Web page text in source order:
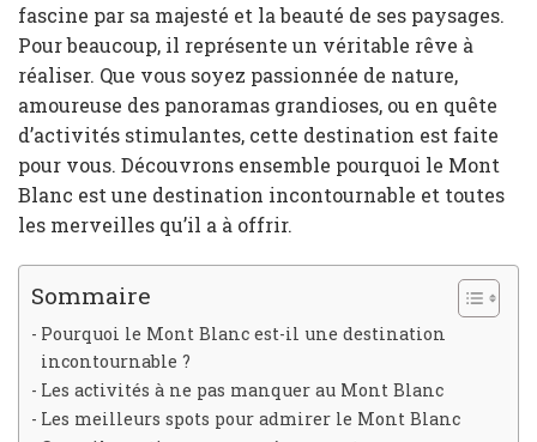
fascine par sa majesté et la beauté de ses paysages.
Pour beaucoup, il représente un véritable rêve à
réaliser. Que vous soyez passionnée de nature,
amoureuse des panoramas grandioses, ou en quête
d’activités stimulantes, cette destination est faite
pour vous. Découvrons ensemble pourquoi le Mont
Blanc est une destination incontournable et toutes
les merveilles qu’il a à offrir.
Sommaire
Pourquoi le Mont Blanc est-il une destination
incontournable ?
Les activités à ne pas manquer au Mont Blanc
Les meilleurs spots pour admirer le Mont Blanc